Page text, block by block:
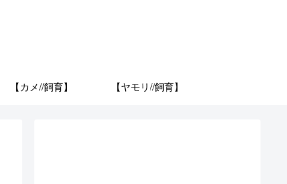
【カメ//飼育】 【ヤモリ//飼育】